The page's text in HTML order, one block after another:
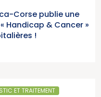
Corse publie une
Handicap & Cancer »
!
ET TRAITEMENT